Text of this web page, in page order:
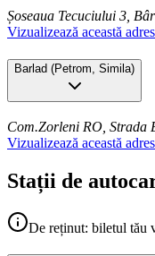
Șoseaua Tecuciului 3,
Vizualizează această
Barlad (Petrom, Simila)
Com.Zorleni RO, Strada
Vizualizează această
Stații de
De reținut: biletul tău